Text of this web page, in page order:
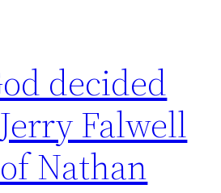
decided
Falwell
Nathan